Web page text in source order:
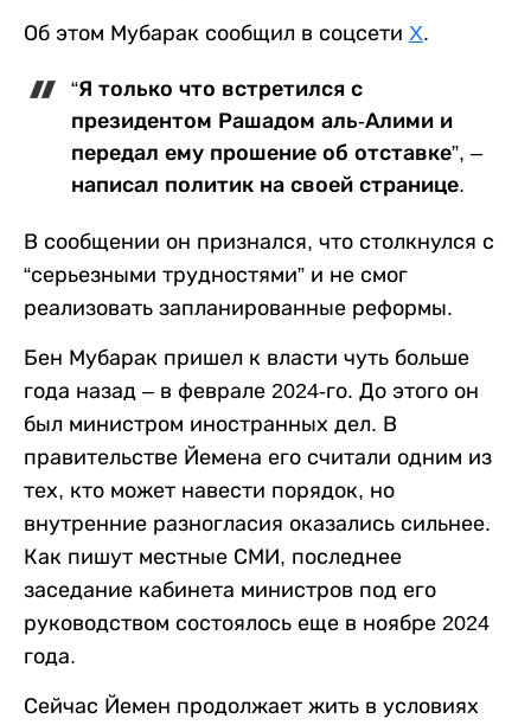
Об этом Мубарак сообщил в соцсети X.
“Я только что встретился с
президентом Рашадом аль-Алими и
передал ему прошение об отставке”, –
написал политик на своей странице.
В сообщении он признался, что столкнулся с
“серьезными трудностями” и не смог
реализовать запланированные реформы.
Бен Мубарак пришел к власти чуть больше
года назад – в феврале 2024-го. До этого он
был министром иностранных дел. В
правительстве Йемена его считали одним из
тех, кто может навести порядок, но
внутренние разногласия оказались сильнее.
Как пишут местные СМИ, последнее
заседание кабинета министров под его
руководством состоялось еще в ноябре 2024
года.
Сейчас Йемен продолжает жить в условиях